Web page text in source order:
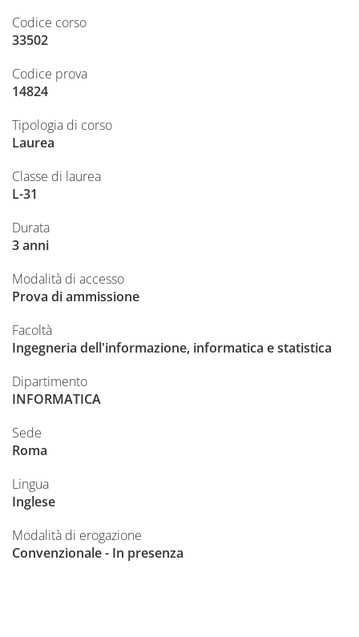
Codice corso
33502
Codice prova
14824
Tipologia di corso
Laurea
Classe di laurea
L-31
Durata
3 anni
Modalità di accesso
Prova di ammissione
Facoltà
Ingegneria dell'informazione, informatica e statistica
Dipartimento
INFORMATICA
Sede
Roma
Lingua
Inglese
Modalità di erogazione
Convenzionale - In presenza